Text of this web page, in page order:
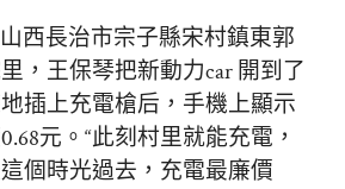
西長治市宗子縣宋村鎮東郭
，王保琴把新動力car 開到了
插上充電槍后，手機上顯示
元。“此刻村里就能充電，
個時光過去，充電最廉價